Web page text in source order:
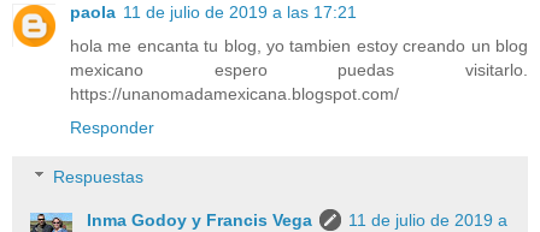
paola 11 de julio de 2019 a las 17:21
hola me encanta tu blog, yo tambien estoy creando un blog
mexicano espero puedas visitarlo.
https://unanomadamexicana.blogspot.com/
Responder
Respuestas
Inma Godoy y Francis Vega
11 de julio de 2019 a